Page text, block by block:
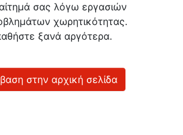
σας λόγω εργασιών
χωρητικότητας.
ξανά αργότερα.
στην αρχική σελίδα